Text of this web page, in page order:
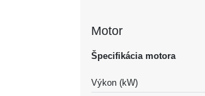
Motor
Špecifikácia motora
Výkon (kW)